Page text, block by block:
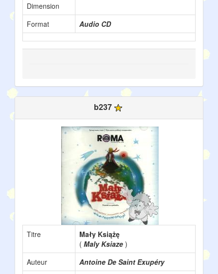
Dimension
Format
Audio CD
b237
Titre
Mały Książę
( Maly Ksiaze )
Auteur
Antoine De Saint Exupéry